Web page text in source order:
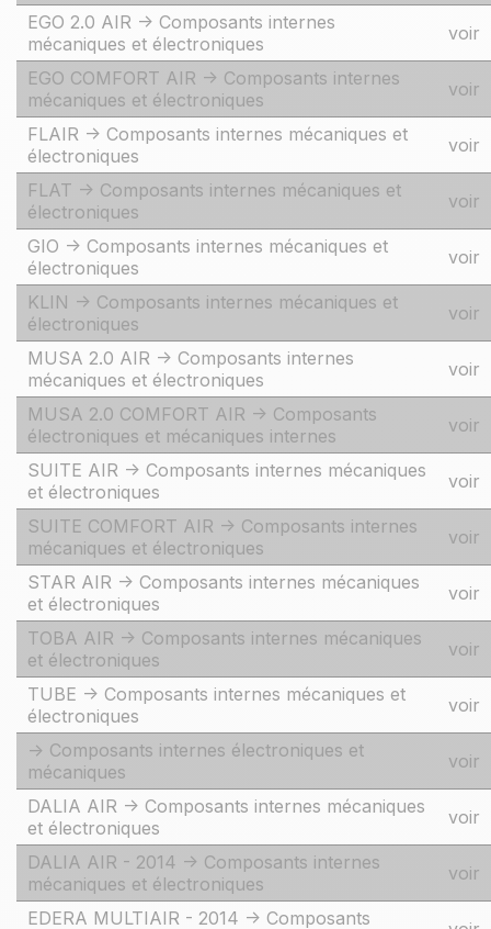
EGO 2.0 AIR -> Composants internes
mécaniques et électroniques
voir
EGO COMFORT AIR -> Composants internes
mécaniques et électroniques
voir
FLAIR -> Composants internes mécaniques et
électroniques
voir
FLAT -> Composants internes mécaniques et
électroniques
voir
GIO -> Composants internes mécaniques et
électroniques
voir
KLIN -> Composants internes mécaniques et
électroniques
voir
MUSA 2.0 AIR -> Composants internes
mécaniques et électroniques
voir
MUSA 2.0 COMFORT AIR -> Composants
électroniques et mécaniques internes
voir
SUITE AIR -> Composants internes mécaniques
et électroniques
voir
SUITE COMFORT AIR -> Composants internes
mécaniques et électroniques
voir
STAR AIR -> Composants internes mécaniques
et électroniques
voir
TOBA AIR -> Composants internes mécaniques
et électroniques
voir
TUBE -> Composants internes mécaniques et
électroniques
voir
-> Composants internes électroniques et
mécaniques
voir
DALIA AIR -> Composants internes mécaniques
et électroniques
voir
DALIA AIR - 2014 -> Composants internes
mécaniques et électroniques
voir
EDERA MULTIAIR - 2014 -> Composants